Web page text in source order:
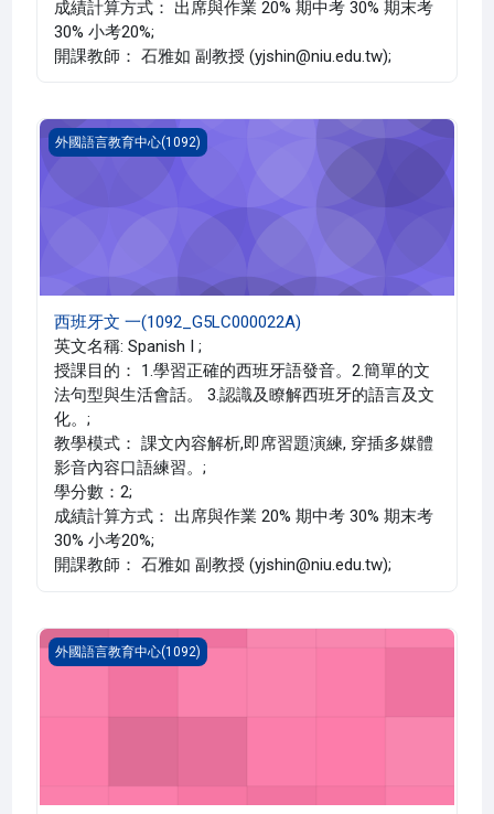
成績計算方式： 出席與作業 20% 期中考 30% 期末考
30% 小考20%;
開課教師： 石雅如 副教授 (yjshin@niu.edu.tw);
西班牙文 一(1092_G5LC000022A)
外國語言教育中心(1092)
西班牙文 一(1092_G5LC000022A)
英文名稱: Spanish I ;
授課目的： 1.學習正確的西班牙語發音。2.簡單的文
法句型與生活會話。 3.認識及瞭解西班牙的語言及文
化。;
教學模式： 課文內容解析,即席習題演練, 穿插多媒體
影音內容口語練習。;
學分數：2;
成績計算方式： 出席與作業 20% 期中考 30% 期末考
30% 小考20%;
開課教師： 石雅如 副教授 (yjshin@niu.edu.tw);
日文 三(1092_G5LC000019A)
外國語言教育中心(1092)